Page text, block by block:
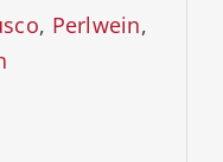
, Perlwein,